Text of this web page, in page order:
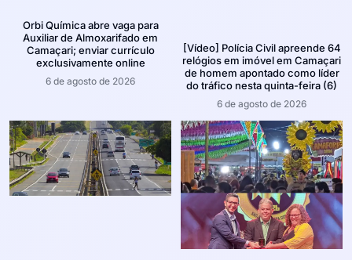
Orbi Química abre vaga para
Auxiliar de Almoxarifado em
Camaçari; enviar currículo
exclusivamente online
6 de agosto de 2026
[Vídeo] Polícia Civil apreende 64
relógios em imóvel em Camaçari
de homem apontado como líder
do tráfico nesta quinta-feira (6)
6 de agosto de 2026